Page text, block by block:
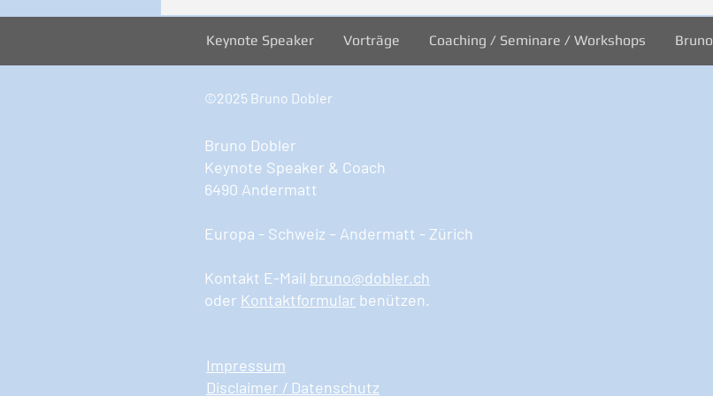
Keynote Speaker Vorträge Coaching / Seminare / Workshops
©2025 Bruno Dobler
Bruno Dobler
Keynote Speaker & Coach
6490 Andermatt
Europa - Schweiz – Andermatt - Zürich
Kontakt E-Mail bruno@dobler.ch
oder Kontaktformular benützen.
Impressum
Disclaimer / Datenschutz